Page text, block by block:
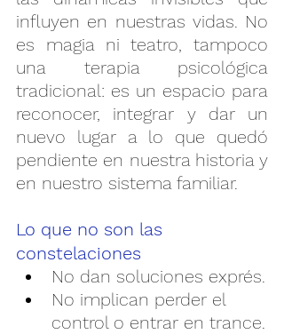
influyen en nuestras vidas. No
es magia ni teatro, tampoco
una terapia psicológica
tradicional: es un espacio para
reconocer, integrar y dar un
nuevo lugar a lo que quedó
pendiente en nuestra historia y
en nuestro sistema familiar.
Lo que no son las
constelaciones
No dan soluciones exprés.
No implican perder el
control o entrar en trance.